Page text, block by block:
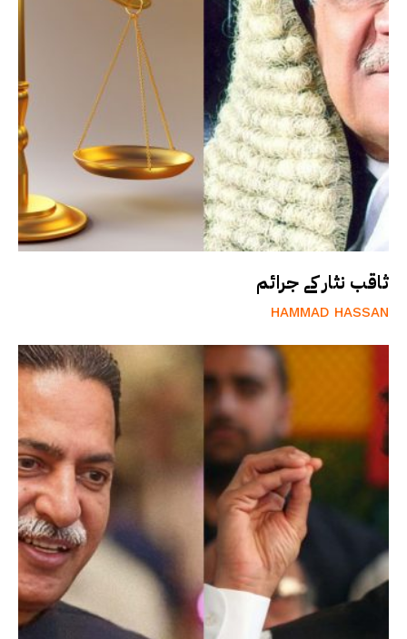
ثاقب نثار کے جرائم
HAMMAD HASSAN